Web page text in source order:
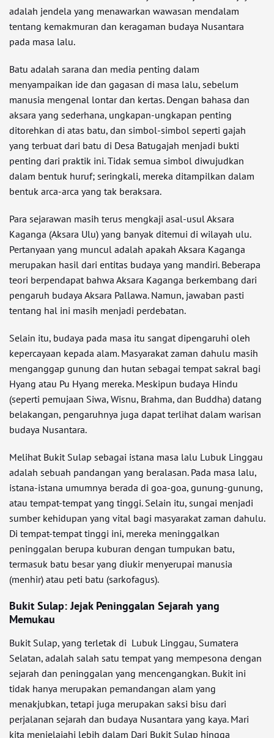
adalah jendela yang menawarkan wawasan mendalam
tentang kemakmuran dan keragaman budaya Nusantara
pada masa lalu.
Batu adalah sarana dan media penting dalam
menyampaikan ide dan gagasan di masa lalu, sebelum
manusia mengenal lontar dan kertas. Dengan bahasa dan
aksara yang sederhana, ungkapan-ungkapan penting
ditorehkan di atas batu, dan simbol-simbol seperti gajah
yang terbuat dari batu di Desa Batugajah menjadi bukti
penting dari praktik ini. Tidak semua simbol diwujudkan
dalam bentuk huruf; seringkali, mereka ditampilkan dalam
bentuk arca-arca yang tak beraksara.
Para sejarawan masih terus mengkaji asal-usul Aksara
Kaganga (Aksara Ulu) yang banyak ditemui di wilayah ulu.
Pertanyaan yang muncul adalah apakah Aksara Kaganga
merupakan hasil dari entitas budaya yang mandiri. Beberapa
teori berpendapat bahwa Aksara Kaganga berkembang dari
pengaruh budaya Aksara Pallawa. Namun, jawaban pasti
tentang hal ini masih menjadi perdebatan.
Selain itu, budaya pada masa itu sangat dipengaruhi oleh
kepercayaan kepada alam. Masyarakat zaman dahulu masih
menganggap gunung dan hutan sebagai tempat sakral bagi
Hyang atau Pu Hyang mereka. Meskipun budaya Hindu
(seperti pemujaan Siwa, Wisnu, Brahma, dan Buddha) datang
belakangan, pengaruhnya juga dapat terlihat dalam warisan
budaya Nusantara.
Melihat Bukit Sulap sebagai istana masa lalu Lubuk Linggau
adalah sebuah pandangan yang beralasan. Pada masa lalu,
istana-istana umumnya berada di goa-goa, gunung-gunung,
atau tempat-tempat yang tinggi. Selain itu, sungai menjadi
sumber kehidupan yang vital bagi masyarakat zaman dahulu.
Di tempat-tempat tinggi ini, mereka meninggalkan
peninggalan berupa kuburan dengan tumpukan batu,
termasuk batu besar yang diukir menyerupai manusia
(menhir) atau peti batu (sarkofagus).
Bukit Sulap: Jejak Peninggalan Sejarah yang
Memukau
Bukit Sulap, yang terletak di Lubuk Linggau, Sumatera
Selatan, adalah salah satu tempat yang mempesona dengan
sejarah dan peninggalan yang mencengangkan. Bukit ini
tidak hanya merupakan pemandangan alam yang
menakjubkan, tetapi juga merupakan saksi bisu dari
perjalanan sejarah dan budaya Nusantara yang kaya. Mari
kita menjelajahi lebih dalam Dari Bukit Sulap hingga